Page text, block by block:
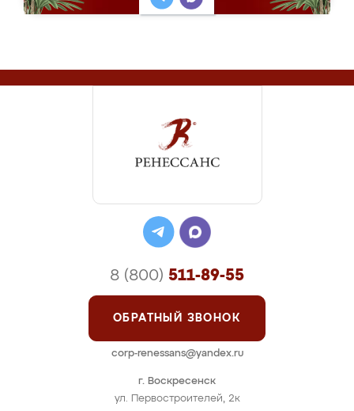
г. Воскресенск
ул. Первостроителей, 2к
8 (800) 511-89-55
ОБРАТНЫЙ ЗВОНОК
corp-renessans@yandex.ru